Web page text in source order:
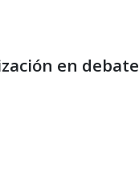
en debate